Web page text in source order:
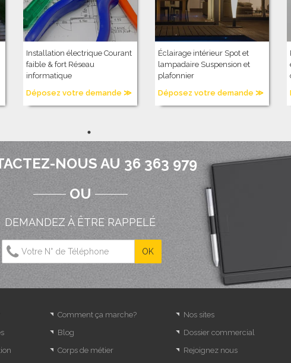
Installation électrique Courant
faible & fort Réseau
informatique
Déposez votre demande ≫
Éclairage intérieur Spot et
lampadaire Suspension et
plafonnier
Déposez votre demande ≫
NOUS AU 36 363 979
OU
DEMANDEZ À ÊTRE RAPPELÉ
Comment ça marche?
Blog
Corps de métier
Nos sites
Dossier commercial
Rejoignez nous